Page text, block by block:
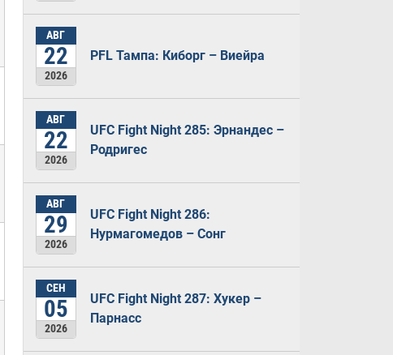
АВГ
22
2026
PFL Тампа: Киборг – Виейра
АВГ
22
2026
UFC Fight Night 285: Эрнандес –
Родригес
АВГ
29
2026
UFC Fight Night 286:
Нурмагомедов – Сонг
СЕН
05
2026
UFC Fight Night 287: Хукер –
Парнасс